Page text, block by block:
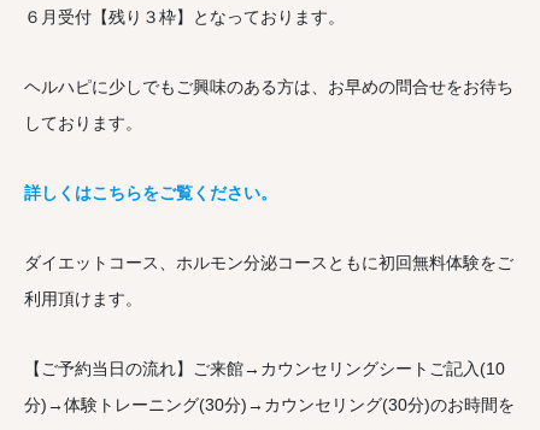
６月受付【残り３枠】となっております。
ヘルハピに少しでもご興味のある方は、お早めの問合せをお待ち
しております。
詳しくはこちらをご覧ください。
ダイエットコース、ホルモン分泌コースともに初回無料体験をご
利用頂けます。
【ご予約当日の流れ】ご来館→カウンセリングシートご記入(10
分)→体験トレーニング(30分)→カウンセリング(30分)のお時間を